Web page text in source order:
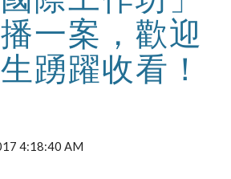
一案，歡迎
踴躍收看！
4:18:40 AM